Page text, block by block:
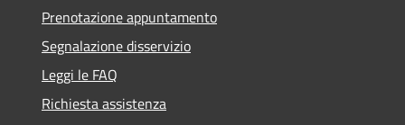
Prenotazione appuntamento
Segnalazione disservizio
Leggi le FAQ
Richiesta assistenza